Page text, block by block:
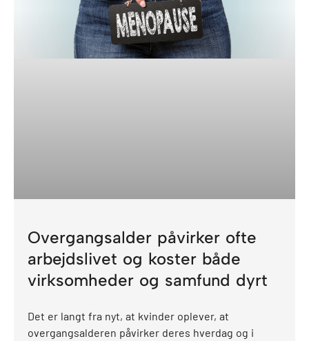
Overgangsalder påvirker ofte
arbejdslivet og koster både
virksomheder og samfund dyrt
Det er langt fra nyt, at kvinder oplever, at
overgangsalderen påvirker deres hverdag og i